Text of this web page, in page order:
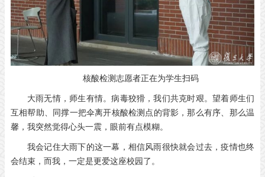
核酸检测志愿者正在为学生扫码
大雨无情，师生有情。病毒狡猾，我们共克时艰。望着师生们
互相帮助、同撑一把伞离开核酸检测点的背影，那么有序、那么温
馨，我突然觉得心头一震，眼前有点模糊。
我会记住大雨下的这一幕，相信风雨很快就会过去，疫情也终
会结束，而我，一定是更爱这座校园了。